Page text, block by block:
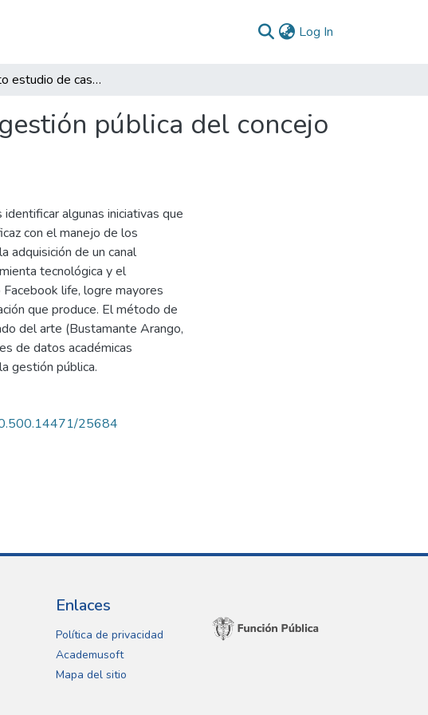
Log In
Documento estudio de caso innovación en la gestión pública del concejo municipal de Samacá - Boyacá
pública del concejo
algunas iniciativas que
con el manejo de los
adquisición de un canal
tecnológica y el
life, logre mayores
que produce. El método de
del arte (Bustamante Arango,
de datos académicas
gestión pública.
25684
Enlaces
Política de privacidad
Academusoft
Mapa del sitio